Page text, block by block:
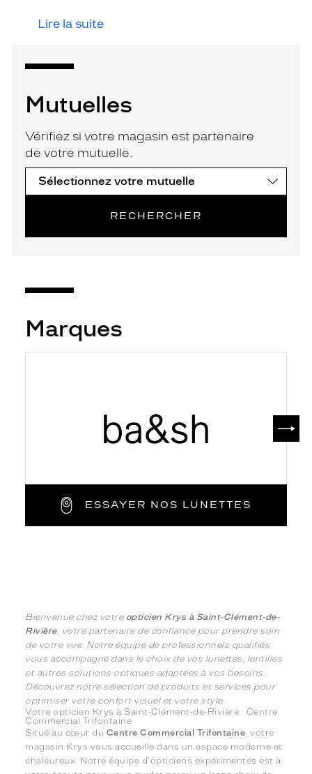
Lire la suite
Mutuelles
Vérifiez si votre magasin est partenaire
de votre mutuelle.
RECHERCHER
Marques
ESSAYER NOS LUNETTES
Bienvenue chez votre opticien Krys à Saint-Clément-de-
Rivière, votre partenaire de confiance pour prendre soin
de votre vue. Notre équipe de professionnels qualifiés
vous accompagne dans le choix de vos lunettes, lentilles
et autres solutions optiques adaptées à vos besoins.
Découvrez notre sélection de produits et services pour
optimiser votre confort visuel et votre style.
Votre opticien Krys à Saint-Clément-de-Rivière : Centre
Commercial Trifontaine
Situé au cœur du Centre Commercial Trifontaine, votre
magasin Krys vous accueille dans un espace moderne et
chaleureux. Notre équipe d'opticiens expérimentés est à